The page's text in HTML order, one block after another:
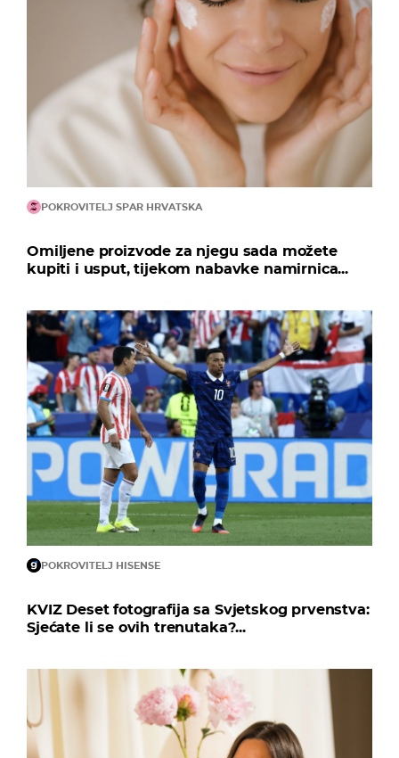
POKROVITELJ SPAR HRVATSKA
Omiljene proizvode za njegu sada možete
kupiti i usput, tijekom nabavke namirnica...
POKROVITELJ HISENSE
KVIZ Deset fotografija sa Svjetskog prvenstva:
Sjećate li se ovih trenutaka?...